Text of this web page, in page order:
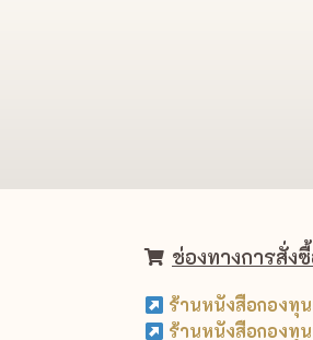
ช่องทางการสั่ง
ร้านหนังสือกองทุ
ร้านหนังสือกองทุ